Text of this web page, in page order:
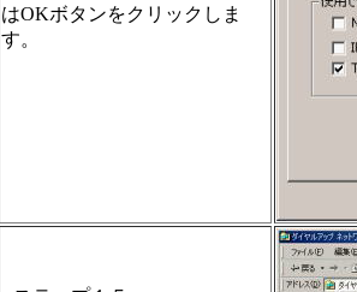
はOKボタンをクリックしま
す。